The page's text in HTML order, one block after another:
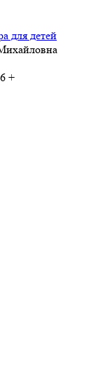
для детей
6 +